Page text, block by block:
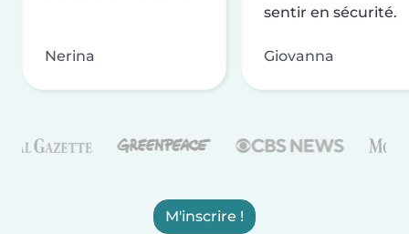
Nerina
sentir en sécurité.
Giovanna
M'inscrire !